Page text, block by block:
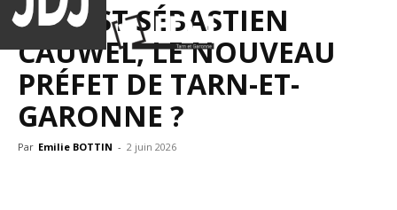
QUI EST SÉBASTIEN
CAUWEL, LE NOUVEAU
PRÉFET DE TARN-ET-
GARONNE ?
Par Emilie BOTTIN - 2 juin 2026